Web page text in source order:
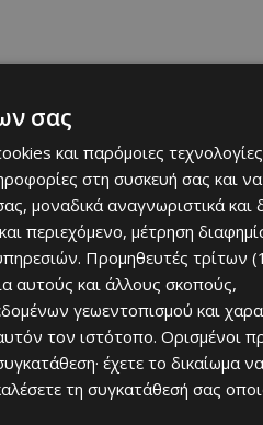
σας
και παρόμοιες
στη συσκευή σας και
μοναδικά αναγνωριστικά και
περιεχόμενο, μέτρηση
Προμηθευτές τρίτων
αυτούς και άλλους σκοπούς,
γεωεντοπισμού και
τον ιστότοπο. Ορισμένοι
έχετε το δικαίωμα
τη συγκατάθεσή σας